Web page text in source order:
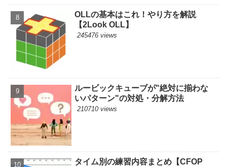
OLLの基本はこれ！やり方を解説
【2Look OLL】
245476 views
ルービックキューブが"絶対に揃わな
いパターン"の対処・分解方法
210710 views
タイム別の練習内容まとめ【CFOP